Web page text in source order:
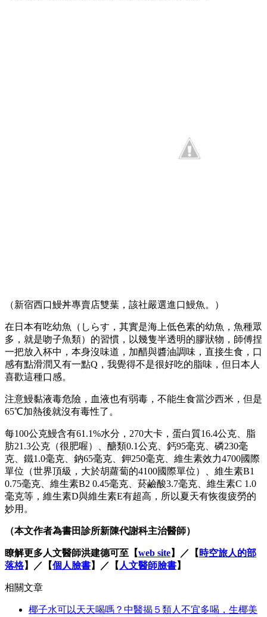
（新宿西口鰻丼專賣店雙葉，該社嚴選進口鰻魚。）
在日本有吃幼魚（しらす，其實是海上低色素的幼魚，魚種眾
多，就是吻子魚類）的習慣，以幾隻半透明的膠狀物，師傅捏
一把放入杯中，本身沒味道，加醋與醬油調味，直接生食，口
感有點滑潤又有一點Q，我覺得不是很好吃的脂味，但日本人
喜歡這種口感。
注意鰻黏液毒危險，血液也有弱毒，不能生食當沙西米，但是
65℃加熱後就沒有毒性了。
每100公克鰻含有61.1%水分，270大卡，蛋白質16.4公克、脂
肪21.3公克（很肥喔）、醣類0.1公克、鈣95毫克、磷230毫
克、鐵1.0毫克、鈉65毫克、鉀250毫克、維生素效力4700國際
單位（世界頂級，大於胡蘿蔔的4100國際單位）、維生素B1
0.75毫克、維生素B2 0.45毫克、菸鹼酸3.7毫克、維生素C 1.0
毫克等，維生素D與維生素E有超高，所以夏天有恢復疲勞的
妙用。
（本文作者為書田診所新陳代謝科主治醫師）
瞭解更多人文醫師洪建德可至【web site】／【 時空旅人的部
落格】／【個人臉書】／【 人文醫師臉書】
相關文章
椰子水可以天天喝嗎？中醫揭５類人不宜多喝，生椰美